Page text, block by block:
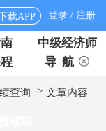
载APP 登录 / 注册
中级经济师
导 航
查询 > 文章内容